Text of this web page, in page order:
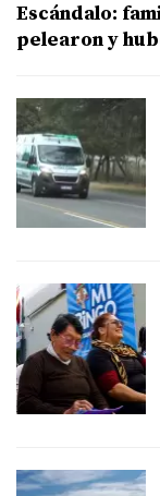
Escándalo:
pelearon y